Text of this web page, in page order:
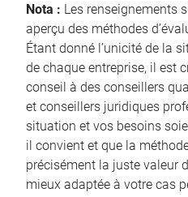
Nota : Les renseignements
aperçu des méthodes
Étant donné l’unicité de la
de chaque entreprise, il est
conseil à des conseillers
et conseillers juridiques
situation et vos besoins
il convient et que la
précisément la juste valeur
mieux adaptée à votre cas